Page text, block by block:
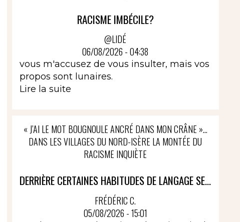
RACISME IMBÉCILE?
@LIDÉ
06/08/2026 - 04:38
vous m'accusez de vous insulter, mais vos
propos sont lunaires.
Lire la suite
« J’AI LE MOT BOUGNOULE ANCRÉ DANS MON CRÂNE »…
DANS LES VILLAGES DU NORD-ISÈRE LA MONTÉE DU
RACISME INQUIÈTE
DERRIÈRE CERTAINES HABITUDES DE LANGAGE SE...
FRÉDÉRIC C.
05/08/2026 - 15:01